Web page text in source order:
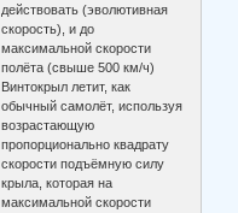
действовать (эволютивная
скорость), и до
максимальной скорости
полёта (свыше 500 км/ч)
Винтокрыл летит, как
обычный самолёт, используя
возрастающую
пропорционально квадрату
скорости подъёмную силу
крыла, которая на
максимальной скорости